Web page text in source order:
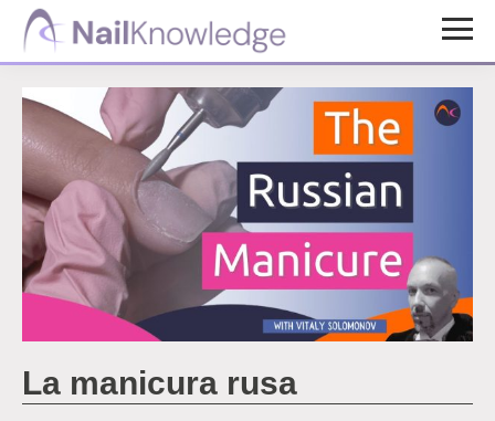
Saltar
principal
Saltar
de
página
Conocimientos
uñas
La manicura rusa